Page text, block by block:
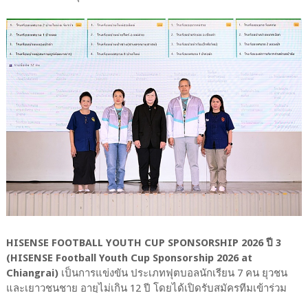
HISENSE FOOTBALL YOUTH CUP SPONSORSHIP 2026 ปี 3
(HISENSE Football Youth Cup Sponsorship 2026 at
Chiangrai)เป็นการแข่งขัน ประเภทฟุตบอลนักเรียน 7 คน ยุวชน
และเยาวชนชาย อายุไม่เกิน 12 ปี โดยได้เปิดรับสมัครทีมเข้าร่วม